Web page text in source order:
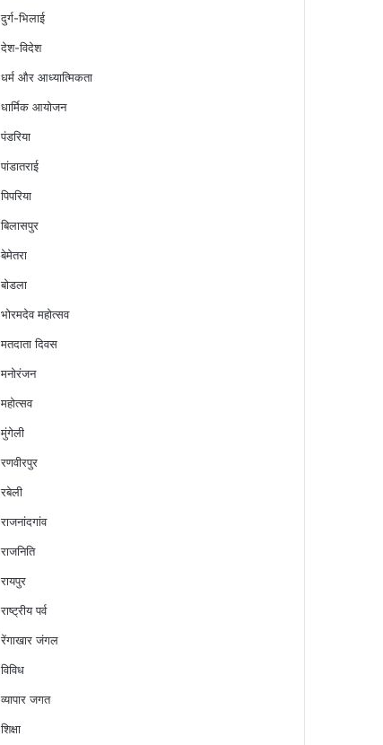
दुर्ग-भिलाई
देश-विदेश
धर्म और आध्यात्मिकता
धार्मिक आयोजन
पंडरिया
पांडातराई
पिपरिया
बिलासपुर
बेमेतरा
बोडला
भोरमदेव महोत्सव
मतदाता दिवस
मनोरंजन
महोत्सव
मुंगेली
रणवीरपुर
रबेली
राजनांदगांव
राजनिति
रायपुर
राष्ट्रीय पर्व
रेंगाखार जंगल
विविध
व्यापार जगत
शिक्षा